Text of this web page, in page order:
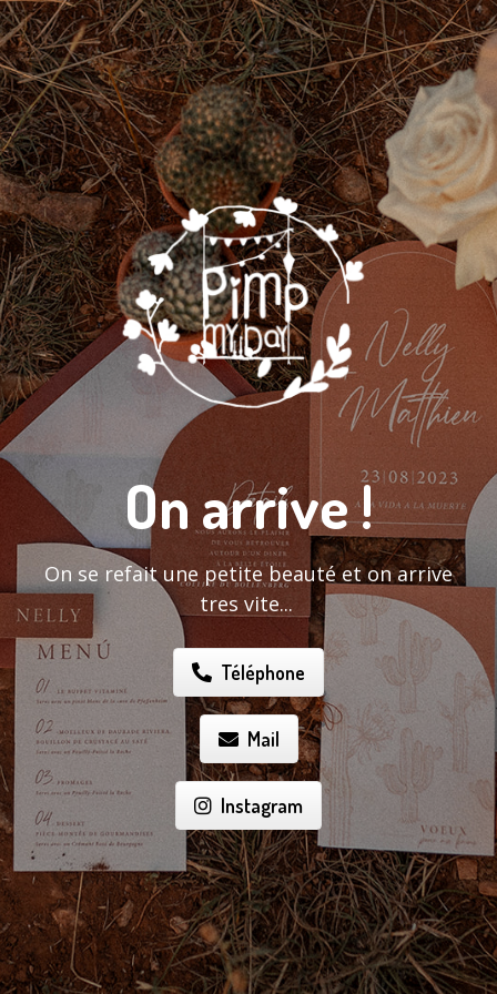
On arrive !
On se refait une petite beauté et on arrive
tres vite...
Téléphone
Mail
Instagram